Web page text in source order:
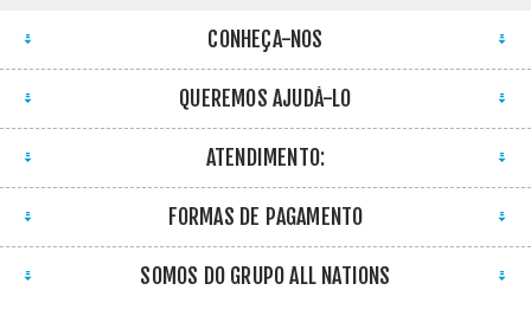
CONHEÇA-NOS
QUEREMOS AJUDÁ-LO
ATENDIMENTO:
FORMAS DE PAGAMENTO
SOMOS DO GRUPO ALL NATIONS